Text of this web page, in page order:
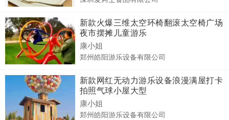
新款火爆三维太空环椅翻滚太空椅广场
夜市摆摊儿童游乐
康小姐
郑州皓阳游乐设备有限公司
新款网红无动力游乐设备浪漫满屋打卡
拍照气球小屋大型
康小姐
郑州皓阳游乐设备有限公司